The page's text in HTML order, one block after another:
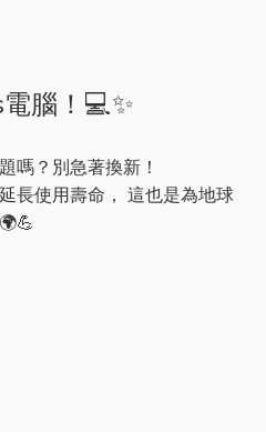
腦！💻✨
嗎？別急著換新！
長使用壽命， 這也是為地球